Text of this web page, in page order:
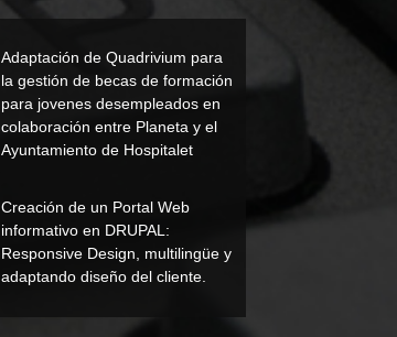
Adaptación de Quadrivium para
la gestión de becas de formación
para jovenes desempleados en
colaboración entre Planeta y el
Ayuntamiento de Hospitalet
Creación de un Portal Web
informativo en DRUPAL:
Responsive Design, multilingüe y
adaptando diseño del cliente.